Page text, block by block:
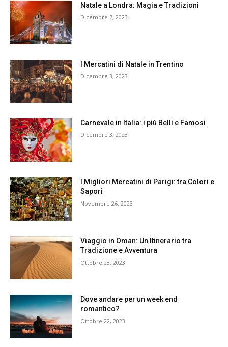
Natale a Londra: Magia e Tradizioni
Dicembre 7, 2023
I Mercatini di Natale in Trentino
Dicembre 3, 2023
Carnevale in Italia: i più Belli e Famosi
Dicembre 3, 2023
I Migliori Mercatini di Parigi: tra Colori e
Sapori
Novembre 26, 2023
Viaggio in Oman: Un Itinerario tra
Tradizione e Avventura
Ottobre 28, 2023
Dove andare per un week end
romantico?
Ottobre 22, 2023